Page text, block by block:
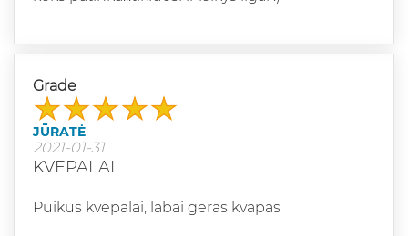
Grade
JŪRATĖ
2021-01-31
KVEPALAI
Puikūs kvepalai, labai geras kvapas